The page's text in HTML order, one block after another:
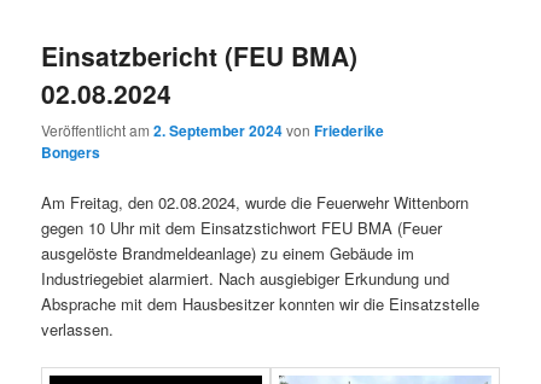
Einsatzbericht (FEU BMA)
02.08.2024
Veröffentlicht am2. September 2024vonFriederike
Bongers
Am Freitag, den 02.08.2024, wurde die Feuerwehr Wittenborn
gegen 10 Uhr mit dem Einsatzstichwort FEU BMA (Feuer
ausgelöste Brandmeldeanlage) zu einem Gebäude im
Industriegebiet alarmiert. Nach ausgiebiger Erkundung und
Absprache mit dem Hausbesitzer konnten wir die Einsatzstelle
verlassen.